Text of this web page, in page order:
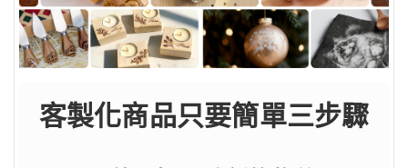
客製化商品只要簡單三步驟